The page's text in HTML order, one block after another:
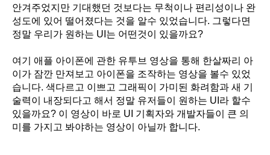
안겨주었지만 기대했던 것보다는 무척이나 편리성이나 완
성도에 있어 떨어졌다는 것을 알수 있었습니다. 그렇다면
정말 우리가 원하는 UI는 어떤것이 있을까요?
여기 애플 아이폰에 관한 유투브 영상을 통해 한살짜리 아
이가 잠깐 만져보고 아이폰을 조작하는 영상을 볼수 있었
습니다. 색다르고 이쁘고 그래픽이 가미된 화려함과 새 기
술력이 내장되다고 해서 정말 유저들이 원하는 UI라 할수
있을까요? 이 영상이 바로 UI 기획자와 개발자들이 큰 의
미를 가지고 봐야하는 영상이 아닐까 합니다.